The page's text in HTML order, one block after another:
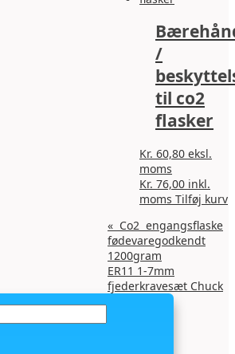
/
til co2
flasker
Kr. 60,80 eksl.
moms
Kr. 76,00 inkl.
moms Tilføj kurv
« Co2 engangsflaske
fødevaregodkendt
1200gram
ER11 1-7mm
fjederkravesæt Chuck